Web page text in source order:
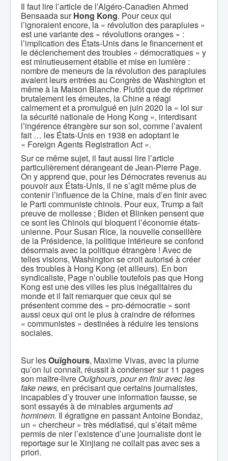
Il faut lire l’article de l’Algéro-Canadien Ahmed
Bensaada surHong Kong. Pour ceux qui
l’ignoraient encore, la « révolution des parapluies »
est une variante des « révolutions oranges » :
l’implication des États-Unis dans le financement et
le déclenchement des troubles « démocratiques » y
est minutieusement établie et mise en lumière :
nombre de meneurs de la révolution des parapluies
avaient leurs entrées au Congrès de Washington et
même à la Maison Blanche. Plutôt que de réprimer
brutalement les émeutes, la Chine a réagi
calmement et a promulgué en juin 2020 la « loi sur
la sécurité nationale de Hong Kong », interdisant
l’ingérence étrangère sur son sol, comme l’avaient
fait … les États-Unis en 1938 en adoptant le
« Foreign Agents Registration Act ».
Sur ce même sujet, il faut aussi lire l’article
particulièrement dérangeant de Jean-Pierre Page.
On y apprend que, pour les Démocrates revenus au
pouvoir aux États-Unis, il ne s’agit même plus de
contenir l’influence de la Chine, mais d’en finir avec
le Parti communiste chinois. Pour eux, Trump a fait
preuve de mollesse ; Biden et Blinken pensent que
ce sont les Chinois qui bloquent l’économie états-
unienne. Pour Susan Rice, la nouvelle conseillère
de la Présidence, la politique intérieure se confond
désormais avec la politique étrangère ! Avec de
telles visions, Washington se croit autorisé à créer
des troubles à Hong Kong (et ailleurs). En bon
syndicaliste, Page n’oublie toutefois pas que Hong
Kong est une des villes les plus inégalitaires du
monde et il fait remarquer que ceux qui se
présentent comme des « pro-démocratie » sont
aussi ceux qui ont le plus à craindre de réformes
« communistes » destinées à réduire les tensions
sociales.
Sur lesOuïghours, Maxime Vivas, avec la plume
qu’on lui connaît, réussit à condenser sur 11 pages
son maître-livre Ouïghours, pour en finir avec les
fake news, en précisant que certains journalistes,
incapables d’y trouver une information fausse, se
sont essayés à de minables argumentsad
hominem. Il égratigne en passant Antoine Bondaz,
un « chercheur » très médiatisé, qui s’était même
permis de nier l’existence d’une journaliste dont le
reportage sur le Xinjiang ne collait pas avec ses a
priori.